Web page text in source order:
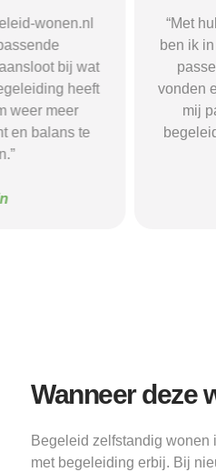
“Met hulp van begeleid-
ben ik in contact gekomen met
passende zorgaanbieder. We
vonden een woonvorm die goed
mij paste, wat mij de rust en
begeleiding gaf die ik nodig
Wanneer deze
Begeleid zelfstandig
met begeleiding erbij. Bij